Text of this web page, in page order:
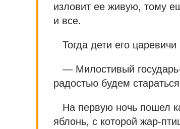
изловит ее живую, тому
и все.
Тогда дети его
— Милостивый
радостью будем
На первую ночь пошел
яблонь, с которой жар-